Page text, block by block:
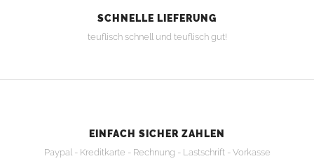
SCHNELLE LIEFERUNG
teuflisch schnell und teuflisch gut!
EINFACH SICHER ZAHLEN
Paypal - Kreditkarte - Rechnung - Lastschrift - Vorkasse